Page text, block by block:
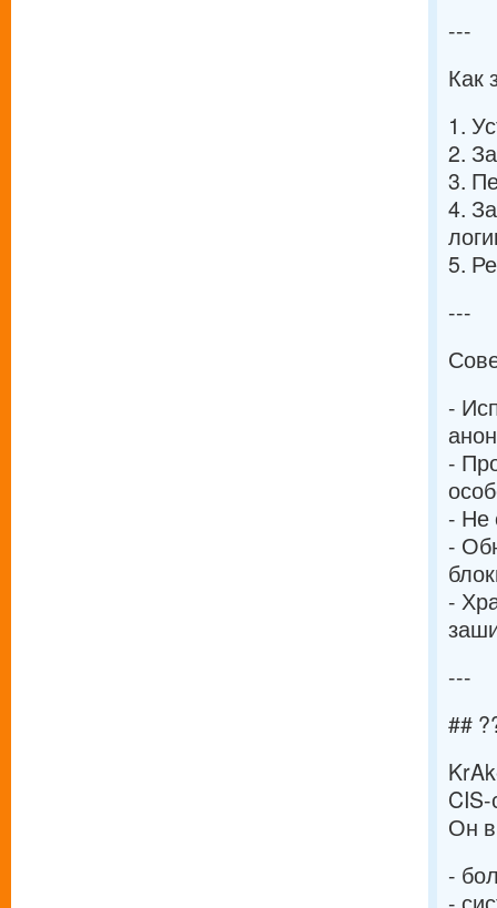
---
Как
1.
2.
3.
4.
5.
---
-
-
- Не
-
-
---
##
Он
-